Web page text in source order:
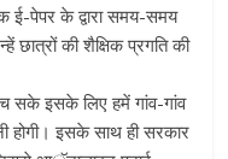
ई-पेपर के द्वारा समय-समय
की शैक्षिक प्रगति की
सके इसके लिए हमें गांव-गांव
होगी। इसके साथ ही सरकार